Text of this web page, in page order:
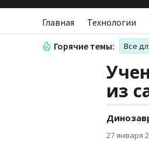
Главная Технологии
Горячие темы: Все
из
27 января